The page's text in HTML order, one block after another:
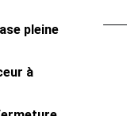
pleine
à